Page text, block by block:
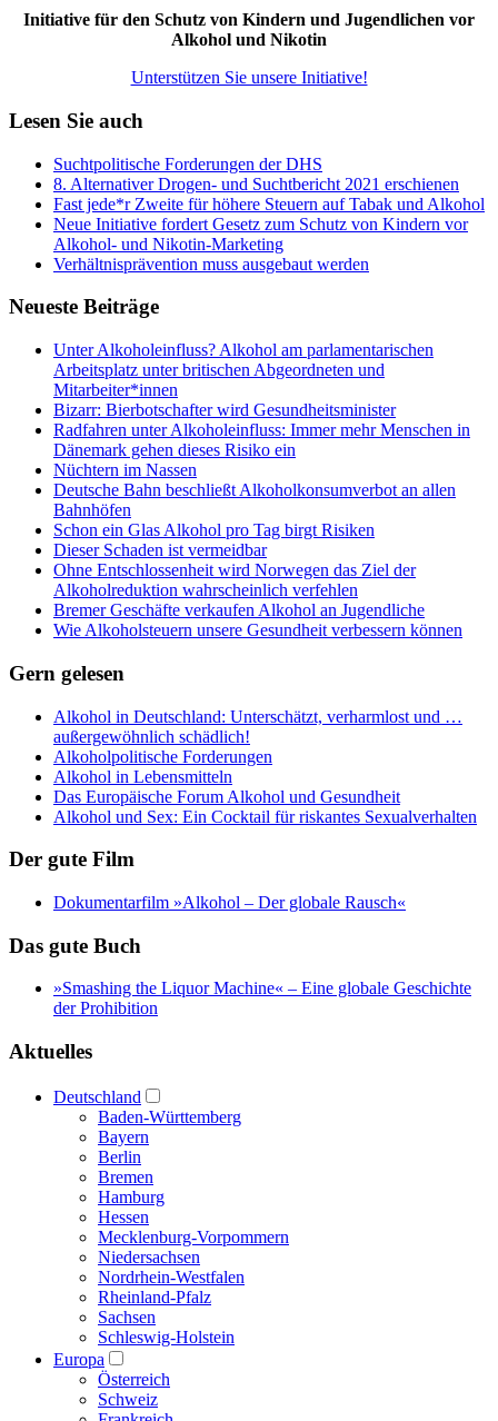
Initiative für den Schutz von Kindern und Jugendlichen vor
Alkohol und Nikotin
Unterstützen Sie unsere Initiative!
Lesen Sie auch
Suchtpolitische Forderungen der DHS
8. Alternativer Drogen- und Suchtbericht 2021 erschienen
Fast jede*r Zweite für höhere Steuern auf Tabak und Alkohol
Neue Initiative fordert Gesetz zum Schutz von Kindern vor
Alkohol- und Nikotin-Marketing
Verhältnisprävention muss ausgebaut werden
Neueste Beiträge
Unter Alkoholeinfluss? Alkohol am parlamentarischen
Arbeitsplatz unter britischen Abgeordneten und
Mitarbeiter*innen
Bizarr: Bierbotschafter wird Gesundheitsminister
Radfahren unter Alkoholeinfluss: Immer mehr Menschen in
Dänemark gehen dieses Risiko ein
Nüchtern im Nassen
Deutsche Bahn beschließt Alkoholkonsumverbot an allen
Bahnhöfen
Schon ein Glas Alkohol pro Tag birgt Risiken
Dieser Schaden ist vermeidbar
Ohne Entschlossenheit wird Norwegen das Ziel der
Alkoholreduktion wahrscheinlich verfehlen
Bremer Geschäfte verkaufen Alkohol an Jugendliche
Wie Alkoholsteuern unsere Gesundheit verbessern können
Gern gelesen
Alkohol in Deutschland: Unterschätzt, verharmlost und …
außergewöhnlich schädlich!
Alkoholpolitische Forderungen
Alkohol in Lebensmitteln
Das Europäische Forum Alkohol und Gesundheit
Alkohol und Sex: Ein Cocktail für riskantes Sexualverhalten
Der gute Film
Dokumentarfilm »Alkohol – Der globale Rausch«
Das gute Buch
»Smashing the Liquor Machine« ‒ Eine globale Geschichte
der Prohibition
Aktuelles
Deutschland
Baden-Württemberg
Bayern
Berlin
Bremen
Hamburg
Hessen
Mecklenburg-Vorpommern
Niedersachsen
Nordrhein-Westfalen
Rheinland-Pfalz
Sachsen
Schleswig-Holstein
Europa
Österreich
Schweiz